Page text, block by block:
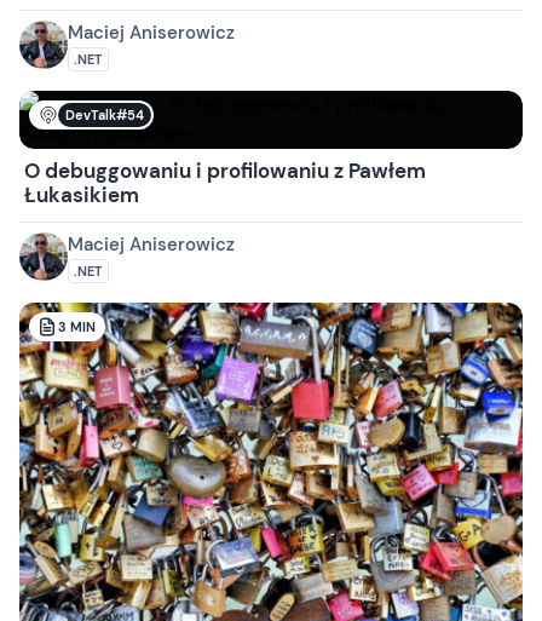
Maciej Aniserowicz
.NET
DevTalk#54
O debuggowaniu i profilowaniu z Pawłem
Łukasikiem
Maciej Aniserowicz
.NET
3 MIN